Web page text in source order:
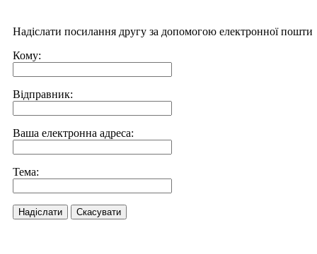
Надіслати посилання другу за допомогою електронної пошти
Кому:
Відправник:
Ваша електронна адреса:
Тема:
Надіслати Скасувати